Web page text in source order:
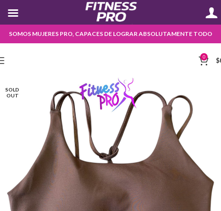
SOMOS MUJERES PRO, CAPACES DE LOGRAR ABSOLUTAMENTE TODO
0 $
SOLD
OUT